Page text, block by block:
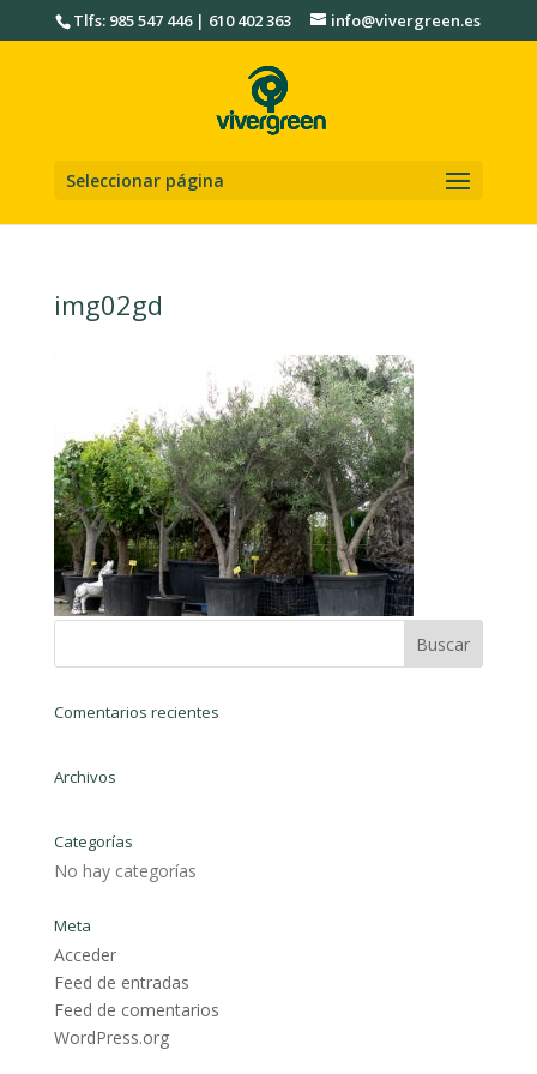
Tlfs: 985 547 446 | 610 402 363 info@vivergreen.es
Seleccionar página
img02gd
Comentarios recientes
Archivos
Categorías
No hay categorías
Meta
Acceder
Feed de entradas
Feed de comentarios
WordPress.org